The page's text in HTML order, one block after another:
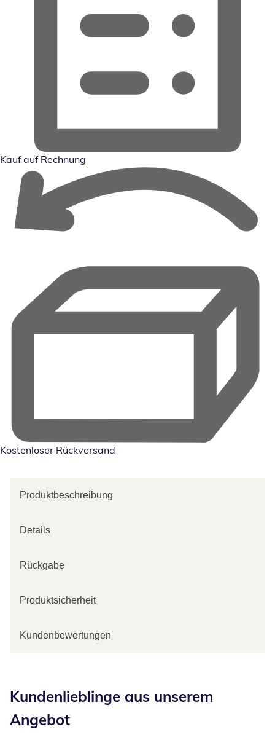
Kauf auf Rechnung
Kostenloser Rückversand
Produktbeschreibung
Details
Rückgabe
Produktsicherheit
Kundenbewertungen
Kundenlieblinge aus unserem
Angebot